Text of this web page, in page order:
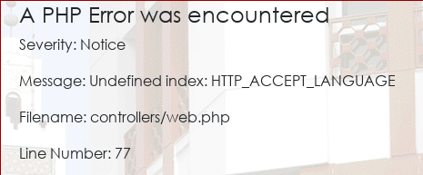
A PHP Error was encountered
Severity: Notice
Message: Undefined index: HTTP_ACCEPT_LANGUAGE
Filename: controllers/web.php
Line Number: 77